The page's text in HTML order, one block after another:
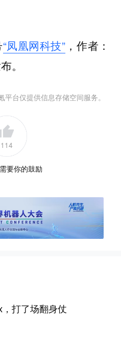
“凤凰网科技”，作者：
。
台仅提供信息存储空间服务。
114
要你的鼓励
打了场翻身仗